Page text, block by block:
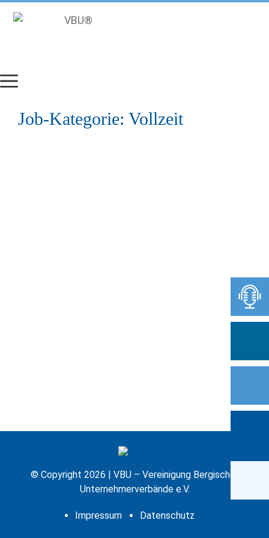
Inhalt
Job-Kategorie: Vollzeit
© Copyright 2026 | VBU – Vereinigung Bergischer
Unternehmerverbände e.V.
Impressum Datenschutz